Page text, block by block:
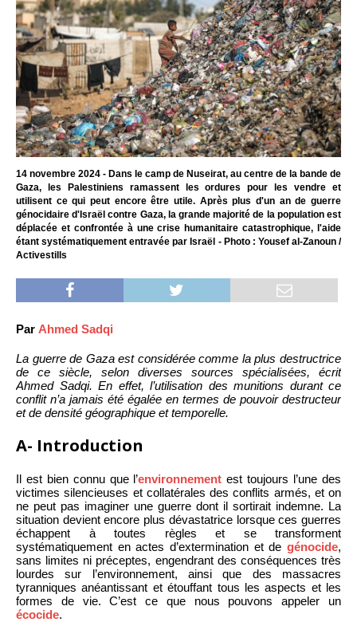
14 novembre 2024 - Dans le camp de Nuseirat, au centre de la bande de
Gaza, les Palestiniens ramassent les ordures pour les vendre et
utilisent ce qui peut encore être utile. Après plus d'un an de guerre
génocidaire d'Israël contre Gaza, la grande majorité de la population est
déplacée et confrontée à une crise humanitaire catastrophique, l'aide
étant systématiquement entravée par Israël - Photo : Yousef al-Zanoun /
Activestills
Par Ahmed Sadqi
La guerre de Gaza est considérée comme la plus destructrice
de ce siècle, selon diverses sources spécialisées, écrit
Ahmed Sadqi. En effet, l’utilisation des munitions durant ce
conflit n’a jamais été égalée en termes de pouvoir destructeur
et de densité géographique et temporelle.
A- Introduction
Il est bien connu que l’environnement est toujours l’une des
victimes silencieuses et collatérales des conflits armés, et on
ne peut pas imaginer une guerre dont il sortirait indemne. La
situation devient encore plus dévastatrice lorsque ces guerres
échappent à toutes règles et se transforment
systématiquement en actes d’extermination et de génocide,
sans limites ni préceptes, engendrant des conséquences très
lourdes sur l’environnement, ainsi que des massacres
tyranniques anéantissant et étouffant tous les aspects et les
formes de vie. C’est ce que nous pouvons appeler un
écocide.